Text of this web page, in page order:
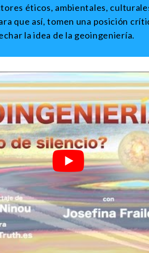
éticos, ambientales,
que así, tomen una posición
la idea de la geoingeniería.